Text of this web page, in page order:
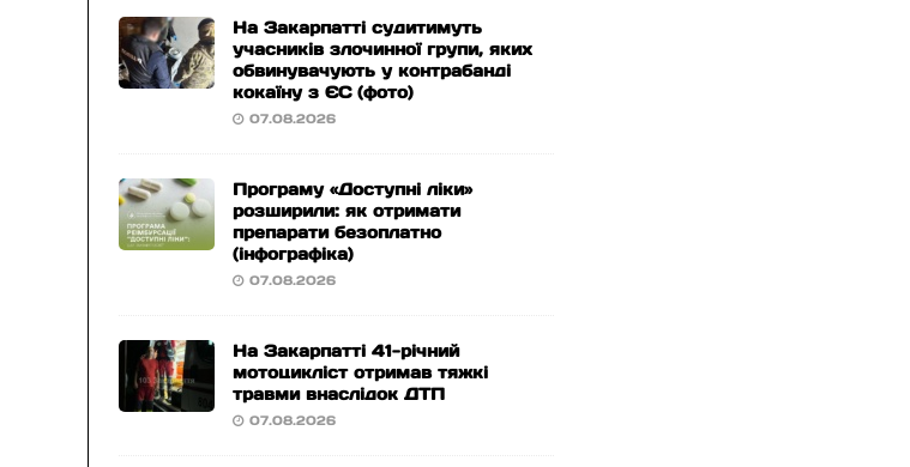
На Закарпатті судитимуть
учасників злочинної групи, яких
обвинувачують у контрабанді
кокаїну з ЄС (фото)
07.08.2026
Програму «Доступні ліки»
розширили: як отримати
препарати безоплатно
(інфографіка)
07.08.2026
На Закарпатті 41-річний
мотоцикліст отримав тяжкі
травми внаслідок ДТП
07.08.2026